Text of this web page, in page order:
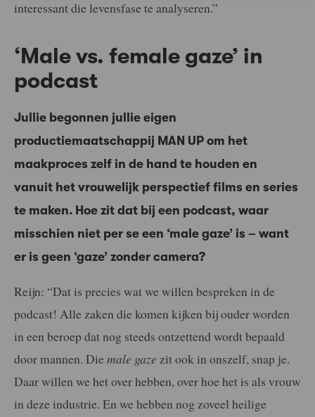
interessant die levensfase te analyseren.”
‘Male vs. female gaze’ in
podcast
Jullie begonnen jullie eigen
productiemaatschappij MAN UP om het
maakproces zelf in de hand te houden en
vanuit het vrouwelijk perspectief films en series
te maken. Hoe zit dat bij een podcast, waar
misschien niet per se een ‘male gaze’ is – want
er is geen ‘gaze’ zonder camera?
Reijn: “Dat is precies wat we willen bespreken in de
podcast! Alle zaken die komen kijken bij ouder worden
in een beroep dat nog steeds ontzettend wordt bepaald
door mannen. Die male gaze zit ook in onszelf, snap je.
Daar willen we het over hebben, over hoe het is als vrouw
in deze industrie. En we hebben nog zoveel heilige